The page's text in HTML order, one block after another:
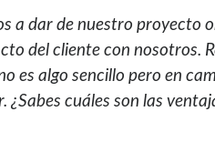
a dar de nuestro proyecto
del cliente con nosotros.
es algo sencillo pero en
cuáles son las